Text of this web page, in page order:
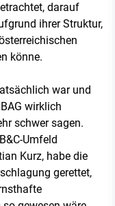
darauf
ihrer Struktur,
könne.
war und
wirklich
schwer sagen.
Umfeld
Kurz, habe die
gerettet,